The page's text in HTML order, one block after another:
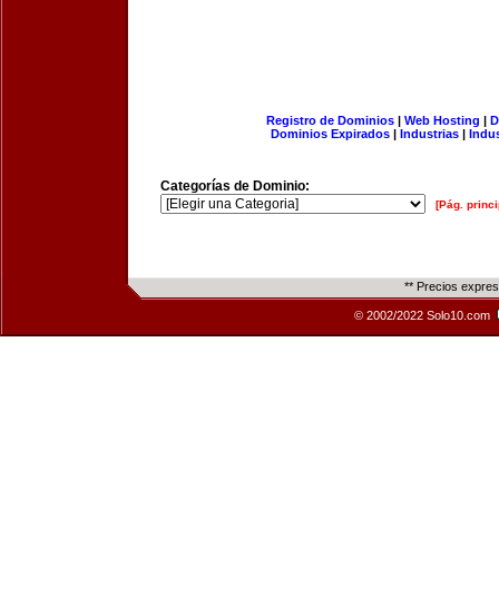
Registro de Dominios| Web Hosting |
Dominios Expirados | Industrias |
Categorías de Dominio:
[Pág.
** Precios
© 2002/2022 Solo10.com